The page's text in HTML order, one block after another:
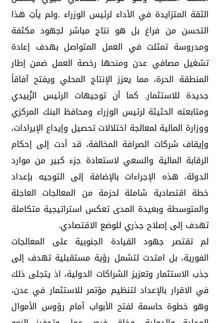
الثقة المتزايدة في الأداء لرئيس الوزراء .ولم يأتِ هذا
التحسن من فراغ بل هو نتاج مباشر لجهود مكثفة
ومدروسة تمثلت في العمل المتواصل بهدف إعادة
تشغيل مصافي عدن ومنحها رخصة العمل ضمن إطار
المنطقة الحرة، مما يعزز الإنتاج المحلي ويفتح آفاقاً
جديدة للاستثمار. كما أن توجيهات الرئيس الزُبيدي
ومتابعته الحثيثة لرئيس الوزراء ومحافظ البنك المركزي
ووزارة المالية لمعالجة اختلالات تحصيل وإيداع الإيرادات،
وإيقاف شركات الصرافة المخالفة، قد أدت إلى إحكام
الرقابة المالية والسعي لاستعادة جزء كبير من موارد
الدولة، هذه الإجراءات بالإضافة إلى التوجيه بإعداد
خطة اقتصادية شاملة لحزمة من المعالجات العاجلة
والمتوسطة وبعيدة المدى تعكس استراتيجية متكاملة
تهدف إلى إصلاح جذري للوضع الاقتصادي.
لم تقتصر جهود القيادة الجنوبية على المعالجات
الفورية، بل امتدت لتشمل رؤية مستقبلية تهدف إلى
جذب الاستثمار وتعزيز الشراكات الدولية، اذ يتجلى ذلك
في الاقرار بالإعداد لتنظيم مؤتمر للاستثمار في عدن،
وهو خطوة حاسمة لفتح الأبواب أمام رؤوس الأموال